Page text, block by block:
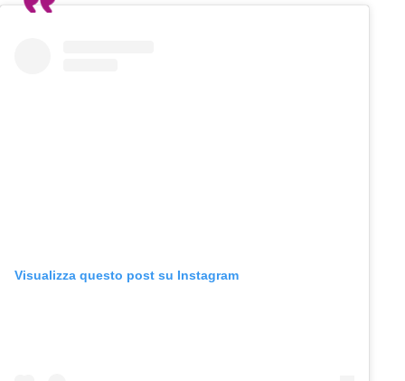
Visualizza questo post su Instagram